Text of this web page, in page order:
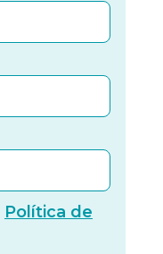
Política de